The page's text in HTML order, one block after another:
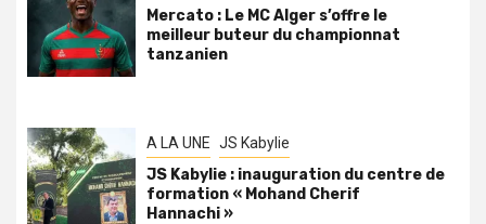
Mercato : Le MC Alger s’offre le
meilleur buteur du championnat
tanzanien
A LA UNE JS Kabylie
JS Kabylie : inauguration du centre de
formation « Mohand Cherif
Hannachi »